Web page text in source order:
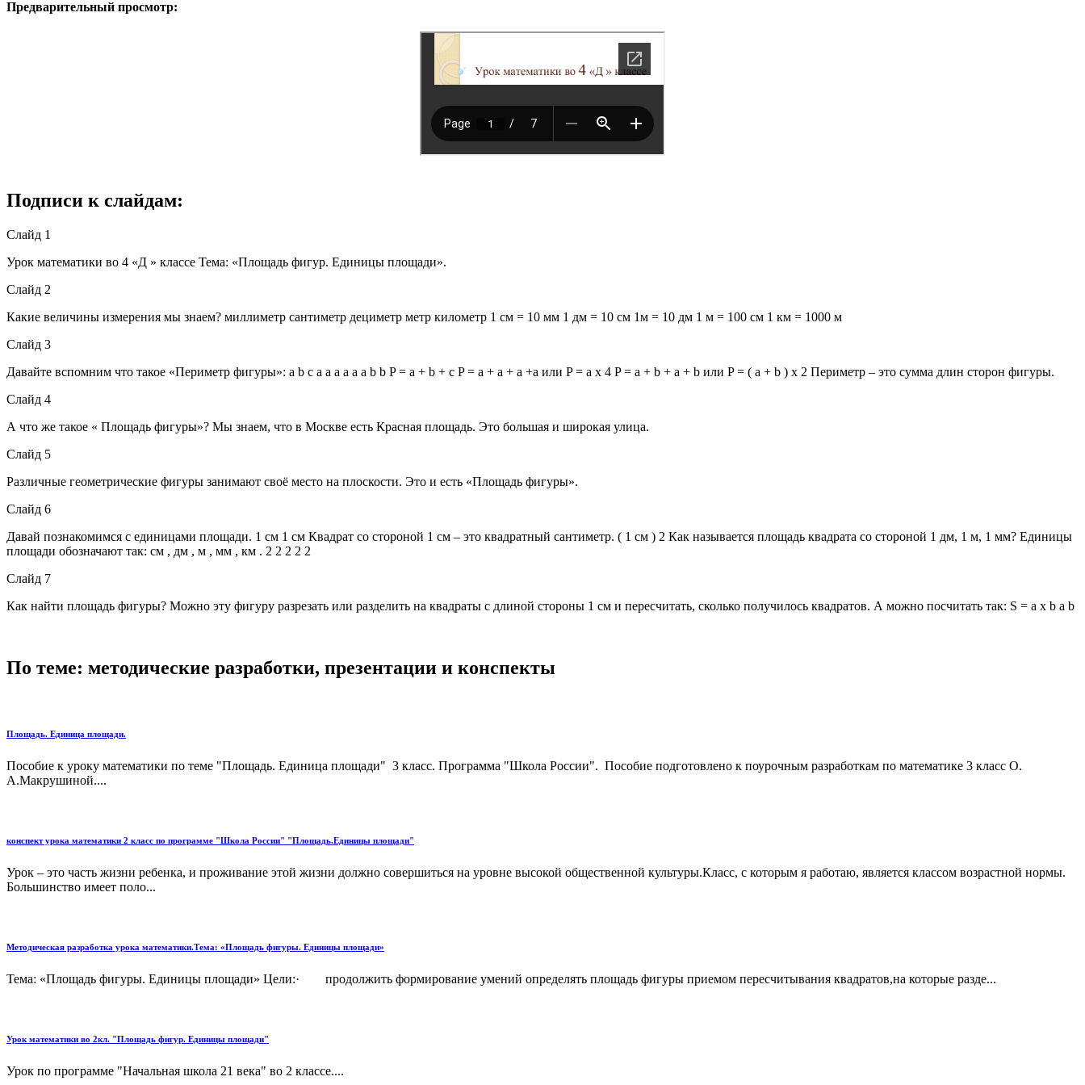
Предварительный просмотр:
Подписи к слайдам:
Слайд 1
Урок математики во 4 «Д » классе Тема: «Площадь фигур. Единицы площади».
Слайд 2
Какие величины измерения мы знаем? миллиметр сантиметр дециметр метр километр 1 см = 10 мм 1 дм = 10 см 1м = 10 дм 1 м = 100 см 1 км = 1000 м
Слайд 3
Давайте вспомним что такое «Периметр фигуры»: a b c a a a a a a b b P = a + b + c P = a + a + a +a или P = a х 4 P = a + b + a + b или P = ( a + b ) х 2 Периметр – это сумма длин сторон фигуры.
Слайд 4
А что же такое « Площадь фигуры»? Мы знаем, что в Москве есть Красная площадь. Это большая и широкая улица.
Слайд 5
Различные геометрические фигуры занимают своё место на плоскости. Это и есть «Площадь фигуры».
Слайд 6
Давай познакомимся с единицами площади. 1 см 1 см Квадрат со стороной 1 см – это квадратный сантиметр. ( 1 см ) 2 Как называется площадь квадрата со стороной 1 дм, 1 м, 1 мм? Единицы
площади обозначают так: см , дм , м , мм , км . 2 2 2 2 2
Слайд 7
Как найти площадь фигуры? Можно эту фигуру разрезать или разделить на квадраты с длиной стороны 1 см и пересчитать, сколько получилось квадратов. А можно посчитать так: S = a х b a b
По теме: методические разработки, презентации и конспекты
Площадь. Единица площади.
Пособие к уроку математики по теме "Площадь. Единица площади" 3 класс. Программа "Школа России". Пособие подготовлено к поурочным разработкам по математике 3 класс О.
А.Макрушиной....
конспект урока математики 2 класс по программе "Школа России" "Площадь.Единицы площади"
Урок – это часть жизни ребенка, и проживание этой жизни должно совершиться на уровне высокой общественной культуры.Класс, с которым я работаю, является классом возрастной нормы.
Большинство имеет поло...
Методическая разработка урока математики.Тема: «Площадь фигуры. Единицы площади»
Тема: «Площадь фигуры. Единицы площади» Цели:· продолжить формирование умений определять площадь фигуры приемом пересчитывания квадратов,на которые разде...
Урок математики во 2кл. "Площадь фигур. Единицы площади"
Урок по программе "Начальная школа 21 века" во 2 классе....